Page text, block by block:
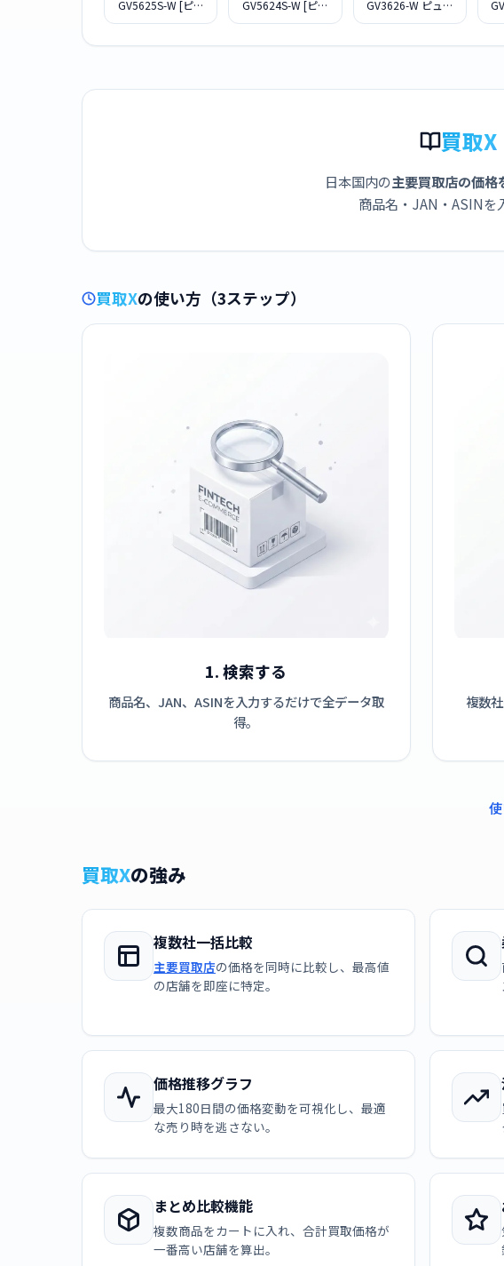
GV5625S-W [ピュ
GV5624S-W [ピュ
GV3626-W ピュア
買取X
日本国内の主要買取店の価格
商品名・JAN・ASINを
買取Xの使い方（3ステップ）
1. 検索する
商品名、JAN、ASINを入力するだけで全データ取
得。
複数
買取Xの強み
複数社一括比較
主要買取店の価格を同時に比較し、最高値
の店舗を即座に特定。
価格推移グラフ
最大180日間の価格変動を可視化し、最適
な売り時を逃さない。
まとめ比較機能
複数商品をカートに入れ、合計買取価格が
一番高い店舗を算出。